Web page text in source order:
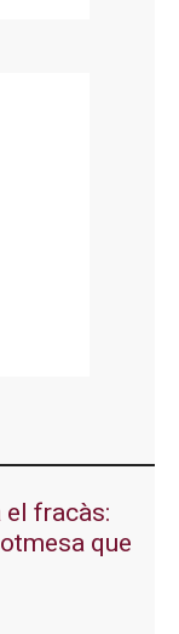
el fracàs:
que